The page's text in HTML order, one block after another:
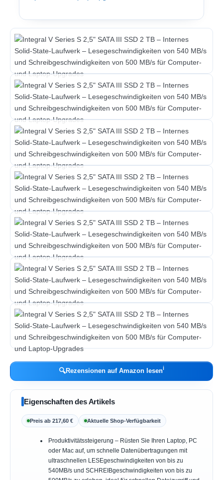
🔍Rezensionen auf Amazon lesenℹ︎
Eigenschaften des Artikels
Preis ab 217,60 € Aktuelle Shop-Verfügbarkeit
Produktivitätssteigerung – Rüsten Sie Ihren Laptop, PC
oder Mac auf, um schnelle Datenübertragungen mit
ultraschnellen LESEgeschwindigkeiten von bis zu
540MB/s und SCHREIBgeschwindigkeiten von bis zu